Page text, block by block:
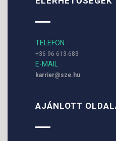
TELEFON
+36 96 613-683
E-MAIL
karrier@sze.hu
AJÁNLOTT